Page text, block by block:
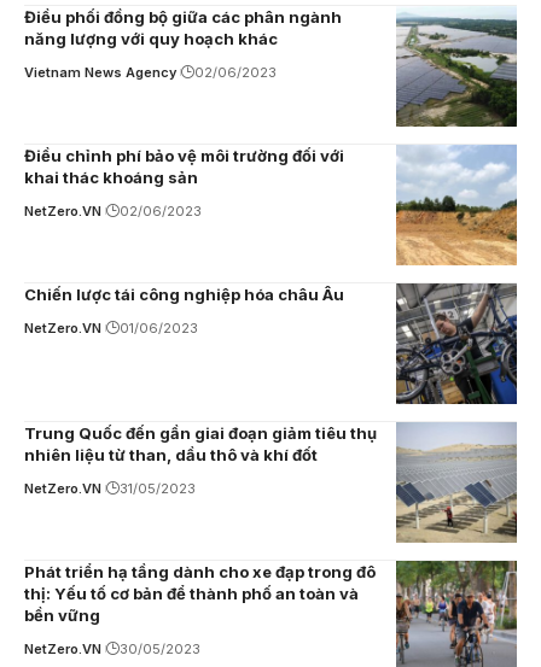
Điều phối đồng bộ giữa các phân ngành
năng lượng với quy hoạch khác
Vietnam News Agency 02/06/2023
Điều chỉnh phí bảo vệ môi trường đối với
khai thác khoáng sản
NetZero.VN 02/06/2023
Chiến lược tái công nghiệp hóa châu Âu
NetZero.VN 01/06/2023
Trung Quốc đến gần giai đoạn giảm tiêu thụ
nhiên liệu từ than, dầu thô và khí đốt
NetZero.VN 31/05/2023
Phát triển hạ tầng dành cho xe đạp trong đô
thị: Yếu tố cơ bản để thành phố an toàn và
bền vững
NetZero.VN 30/05/2023